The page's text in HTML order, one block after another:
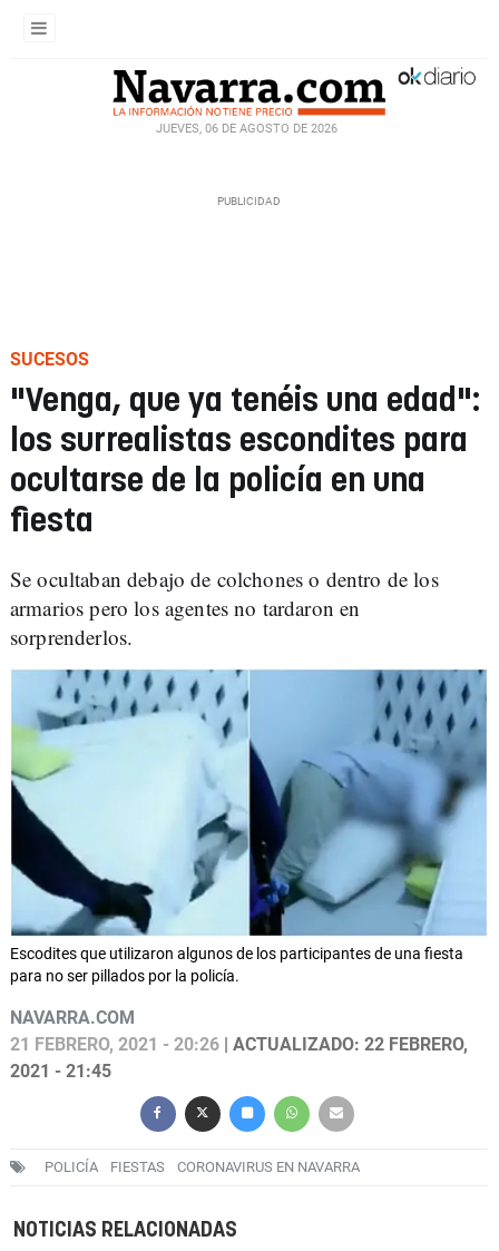
JUEVES, 06 DE AGOSTO DE 2026
SUCESOS
"Venga, que ya tenéis una edad":
los surrealistas escondites para
ocultarse de la policía en una
fiesta
Se ocultaban debajo de colchones o dentro de los
armarios pero los agentes no tardaron en
sorprenderlos.
Escodites que utilizaron algunos de los participantes de una fiesta
para no ser pillados por la policía.
NAVARRA.COM
21 FEBRERO, 2021 - 20:26 | ACTUALIZADO: 22 FEBRERO,
2021 - 21:45
POLICÍA FIESTAS CORONAVIRUS EN NAVARRA
NOTICIAS RELACIONADAS